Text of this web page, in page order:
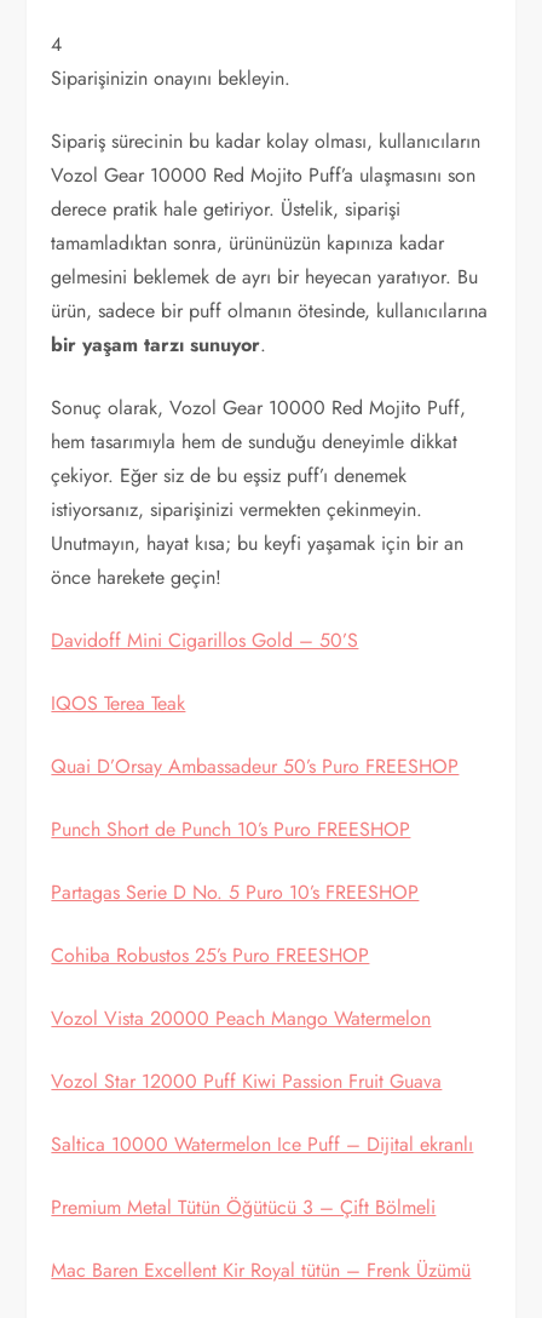
4
Siparişinizin onayını bekleyin.
Sipariş sürecinin bu kadar kolay olması, kullanıcıların
Vozol Gear 10000 Red Mojito Puff’a ulaşmasını son
derece pratik hale getiriyor. Üstelik, siparişi
tamamladıktan sonra, ürününüzün kapınıza kadar
gelmesini beklemek de ayrı bir heyecan yaratıyor. Bu
ürün, sadece bir puff olmanın ötesinde, kullanıcılarına
bir yaşam tarzı sunuyor.
Sonuç olarak, Vozol Gear 10000 Red Mojito Puff,
hem tasarımıyla hem de sunduğu deneyimle dikkat
çekiyor. Eğer siz de bu eşsiz puff’ı denemek
istiyorsanız, siparişinizi vermekten çekinmeyin.
Unutmayın, hayat kısa; bu keyfi yaşamak için bir an
önce harekete geçin!
Davidoff Mini Cigarillos Gold – 50’S
IQOS Terea Teak
Quai D’Orsay Ambassadeur 50’s Puro FREESHOP
Punch Short de Punch 10’s Puro FREESHOP
Partagas Serie D No. 5 Puro 10’s FREESHOP
Cohiba Robustos 25’s Puro FREESHOP
Vozol Vista 20000 Peach Mango Watermelon
Vozol Star 12000 Puff Kiwi Passion Fruit Guava
Saltica 10000 Watermelon Ice Puff – Dijital ekranlı
Premium Metal Tütün Öğütücü 3 – Çift Bölmeli
Mac Baren Excellent Kir Royal tütün – Frenk Üzümü